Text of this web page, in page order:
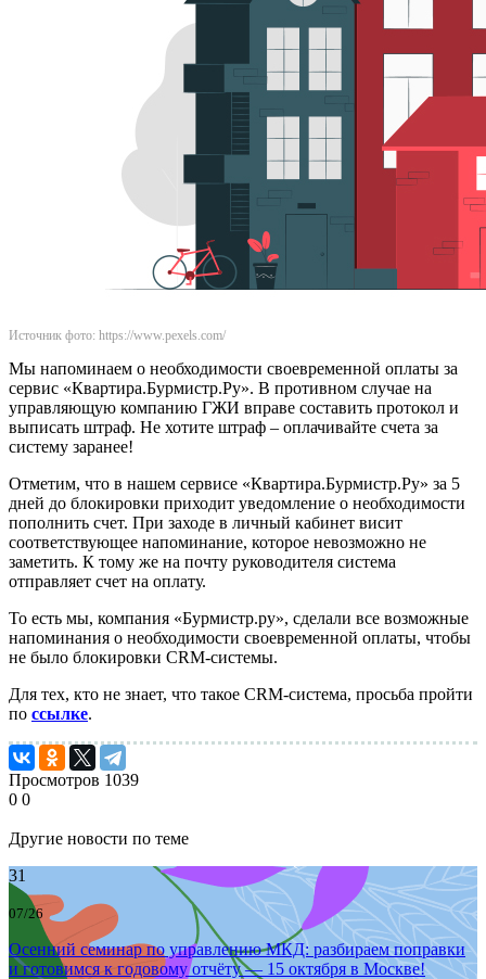
Источник фото: https://www.pexels.com/
Мы напоминаем о необходимости своевременной оплаты за
сервис «Квартира.Бурмистр.Ру». В противном случае на
управляющую компанию ГЖИ вправе составить протокол и
выписать штраф. Не хотите штраф – оплачивайте счета за
систему заранее!
Отметим, что в нашем сервисе «Квартира.Бурмистр.Ру» за 5
дней до блокировки приходит уведомление о необходимости
пополнить счет. При заходе в личный кабинет висит
соответствующее напоминание, которое невозможно не
заметить. К тому же на почту руководителя система
отправляет счет на оплату.
То есть мы, компания «Бурмистр.ру», сделали все возможные
напоминания о необходимости своевременной оплаты, чтобы
не было блокировки CRM-системы.
Для тех, кто не знает, что такое CRM-система, просьба пройти
по ссылке.
Просмотров 1039
0 0
Другие новости по теме
31
07/26
Осенний семинар по управлению МКД: разбираем поправки
и готовимся к годовому отчёту — 15 октября в Москве!